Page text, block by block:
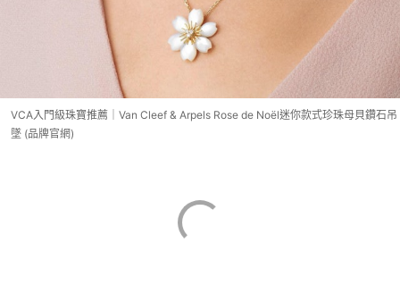
VCA入門級珠寶推薦｜Van Cleef & Arpels Rose de Noël迷你款式珍珠母貝鑽石吊
墜 (品牌官網)